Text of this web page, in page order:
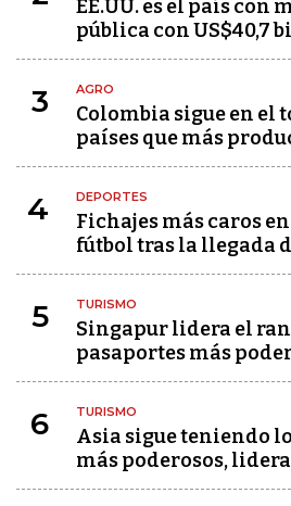
EE.UU. es el país con
pública con US$40,7
3 AGRO
Colombia sigue en el
países que más
4 DEPORTES
Fichajes más caros
fútbol tras la llegada
5 TURISMO
Singapur lidera el
pasaportes más
6 TURISMO
Asia sigue teniendo
más poderosos,